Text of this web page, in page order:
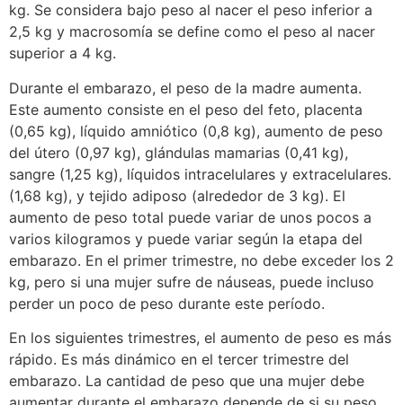
kg. Se considera bajo peso al nacer el peso inferior a
2,5 kg y macrosomía se define como el peso al nacer
superior a 4 kg.
Durante el embarazo, el peso de la madre aumenta.
Este aumento consiste en el peso del feto, placenta
(0,65 kg), líquido amniótico (0,8 kg), aumento de peso
del útero (0,97 kg), glándulas mamarias (0,41 kg),
sangre (1,25 kg), líquidos intracelulares y extracelulares.
(1,68 kg), y tejido adiposo (alrededor de 3 kg). El
aumento de peso total puede variar de unos pocos a
varios kilogramos y puede variar según la etapa del
embarazo. En el primer trimestre, no debe exceder los 2
kg, pero si una mujer sufre de náuseas, puede incluso
perder un poco de peso durante este período.
En los siguientes trimestres, el aumento de peso es más
rápido. Es más dinámico en el tercer trimestre del
embarazo. La cantidad de peso que una mujer debe